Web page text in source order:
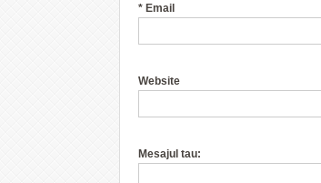
* Email
Website
Mesajul tau: